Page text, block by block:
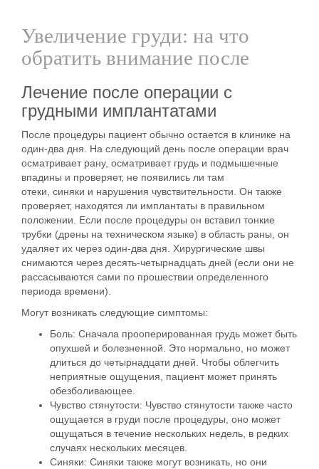
Увеличение груди: на что
обратить внимание после
Лечение после операции с
грудными имплантатами
После процедуры пациент обычно остается в клинике на
один-два дня . На следующий день после операции врач
осматривает рану, осматривает грудь и подмышечные
впадины и проверяет, не появились ли там
отеки, синяки и нарушения чувствительности. Он также
проверяет, находятся ли имплантаты в правильном
положении . Если после процедуры он вставил тонкие
трубки (дрены на техническом языке) в область раны, он
удаляет их через один-два дня. Хирургические швы
снимаются через десять-четырнадцать дней (если они не
рассасываются сами по прошествии определенного
периода времени).
Могут возникать следующие симптомы:
Боль: Сначала прооперированная грудь может быть
опухшей и болезненной. Это нормально, но может
длиться до четырнадцати дней. Чтобы облегчить
неприятные ощущения, пациент может принять
обезболивающее.
Чувство стянутости: Чувство стянутости также часто
ощущается в груди после процедуры, оно может
ощущаться в течение нескольких недель, в редких
случаях нескольких месяцев.
Синяки: Синяки также могут возникать, но они